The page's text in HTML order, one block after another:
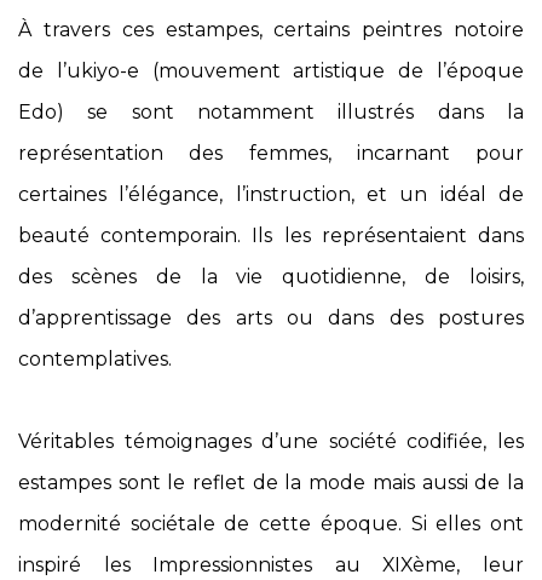
À travers ces estampes, certains peintres notoire
de l’ukiyo-e (mouvement artistique de l’époque
Edo) se sont notamment illustrés dans la
représentation des femmes, incarnant pour
certaines l’élégance, l’instruction, et un idéal de
beauté contemporain. Ils les représentaient dans
des scènes de la vie quotidienne, de loisirs,
d’apprentissage des arts ou dans des postures
contemplatives.
Véritables témoignages d’une société codifiée, les
estampes sont le reflet de la mode mais aussi de la
modernité sociétale de cette époque. Si elles ont
inspiré les Impressionnistes au XIXème, leur